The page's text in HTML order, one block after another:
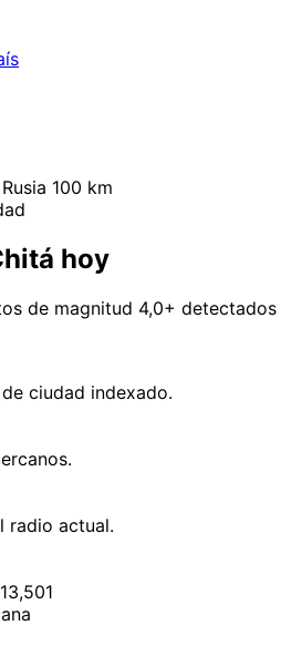
Rusia 100 km
hoy
de magnitud 4,0+
ciudad indexado.
radio actual.